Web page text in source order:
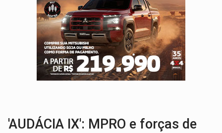
SOB INVESTIGAÇÃO:Dentista de PVH é denunciado por transmitir HIV
ESQUEMA DE FRAUDES:Polícia Civil deflagra a terceira fase da
ASSESSOR FLAGRADO:Empresa e ONG que recebeu R$ 12 mi em emendas
INFLUENCIARIA ELEIÇÕES:Justiça Eleitoral manda tirar vídeo com suposta
'AUDÁCIA IX': MPRO e forças de